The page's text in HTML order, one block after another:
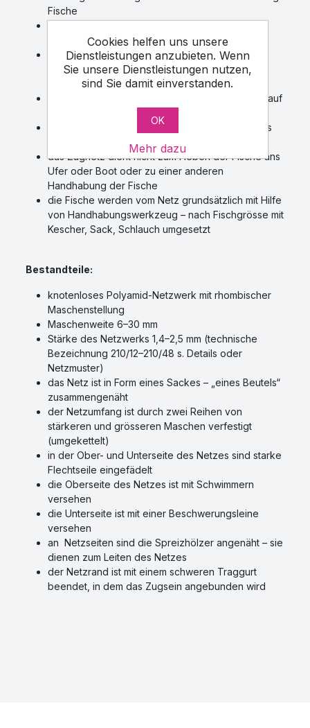
Cookies helfen uns unsere
Dienstleistungen anzubieten. Wenn
Sie unsere Dienstleistungen nutzen,
sind Sie damit einverstanden.
OK
Mehr dazu
Fische
gesammelt
das Netz bildet beim Zug eine Wölbung –
„Sackbildung“, wo die Fische gesammelt
(umschlossen) sind
nach der Beendigung des Zuges wird das Netz auf
das Zugnetz wird grundsätzlich so gewölbt, dass
es zu keinen Fischverletzungen kommt
das Zugnetz dient nicht zum Heben der Fische ans
Ufer oder Boot oder zu einer anderen
Handhabung der Fische
die Fische werden vom Netz grundsätzlich mit Hilfe
von Handhabungswerkzeug – nach Fischgrösse mit
Kescher, Sack, Schlauch umgesetzt
Bestandteile:
knotenloses Polyamid-Netzwerk mit rhombischer
Maschenstellung
Maschenweite 6–30 mm
Stärke des Netzwerks 1,4–2,5 mm (technische
Bezeichnung 210/12–210/48 s. Details oder
Netzmuster)
das Netz ist in Form eines Sackes – „eines Beutels“
zusammengenäht
der Netzumfang ist durch zwei Reihen von
stärkeren und grösseren Maschen verfestigt
(umgekettelt)
in der Ober- und Unterseite des Netzes sind starke
Flechtseile eingefädelt
die Oberseite des Netzes ist mit Schwimmern
versehen
die Unterseite ist mit einer Beschwerungsleine
versehen
an Netzseiten sind die Spreizhölzer angenäht – sie
dienen zum Leiten des Netzes
der Netzrand ist mit einem schweren Traggurt
beendet, in dem das Zugsein angebunden wird